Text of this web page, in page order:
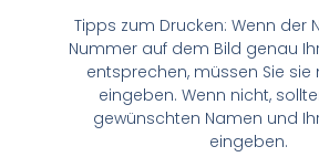
Tipps zum Drucken: Wenn der
Nummer auf dem Bild genau
entsprechen, müssen Sie sie
eingeben. Wenn nicht,
gewünschten Namen und
eingeben.